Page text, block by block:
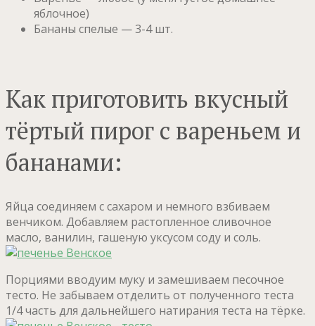
яблочное)
Бананы спелые — 3-4 шт.
Как приготовить вкусный
тёртый пирог с вареньем и
бананами:
Яйца соединяем с сахаром и немного взбиваем
венчиком. Добавляем растопленное сливочное
масло, ванилин, гашеную уксусом соду и соль.
Порциями вводуим муку и замешиваем песочное
тесто. Не забываем отделить от полученного теста
1/4 часть для дальнейшего натирания теста на тёрке.